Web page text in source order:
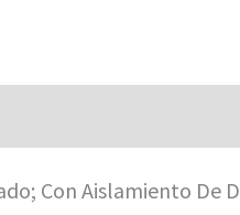
Con Aislamiento De